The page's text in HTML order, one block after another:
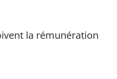
la rémunération